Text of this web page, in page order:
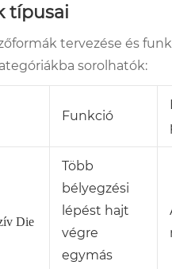
típusai
tervezése és
sorolhatók:
Funkció
Die
Több
bélyegzési
lépést hajt
végre
egymás